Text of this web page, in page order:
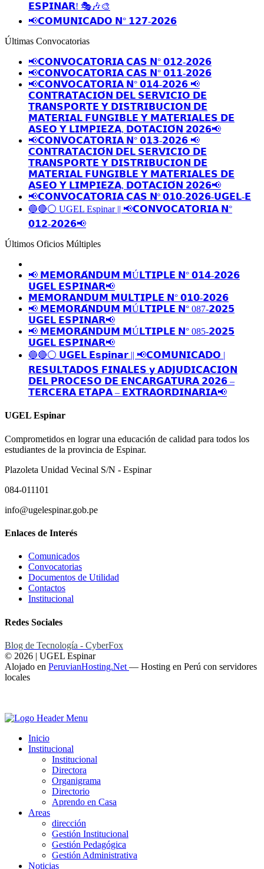
𝗘𝗦𝗣𝗜𝗡𝗔𝗥! 🎭🎶🎨
📢𝗖𝗢𝗠𝗨𝗡𝗜𝗖𝗔𝗗𝗢 𝗡° 𝟭𝟮𝟳-𝟮𝟬𝟮𝟲
Últimas Convocatorias
📢𝗖𝗢𝗡𝗩𝗢𝗖𝗔𝗧𝗢𝗥𝗜𝗔 𝗖𝗔𝗦 𝗡° 𝟬𝟭𝟮-𝟮𝟬𝟮𝟲
📢𝗖𝗢𝗡𝗩𝗢𝗖𝗔𝗧𝗢𝗥𝗜𝗔 𝗖𝗔𝗦 𝗡° 𝟬𝟭𝟭-𝟮𝟬𝟮𝟲
📢𝗖𝗢𝗡𝗩𝗢𝗖𝗔𝗧𝗢𝗥𝗜𝗔 𝗡° 𝟬𝟭𝟰-𝟮𝟬𝟮𝟲 📢
𝗖𝗢𝗡𝗧𝗥𝗔𝗧𝗔𝗖𝗜𝗢́𝗡 𝗗𝗘𝗟 𝗦𝗘𝗥𝗩𝗜𝗖𝗜𝗢 𝗗𝗘
𝗧𝗥𝗔𝗡𝗦𝗣𝗢𝗥𝗧𝗘 𝗬 𝗗𝗜𝗦𝗧𝗥𝗜𝗕𝗨𝗖𝗜𝗢𝗡 𝗗𝗘
𝗠𝗔𝗧𝗘𝗥𝗜𝗔𝗟 𝗙𝗨𝗡𝗚𝗜𝗕𝗟𝗘 𝗬 𝗠𝗔𝗧𝗘𝗥𝗜𝗔𝗟𝗘𝗦 𝗗𝗘
𝗔𝗦𝗘𝗢 𝗬 𝗟𝗜𝗠𝗣𝗜𝗘𝗭𝗔, 𝗗𝗢𝗧𝗔𝗖𝗜𝗢́𝗡 𝟮𝟬𝟮𝟲📢
📢𝗖𝗢𝗡𝗩𝗢𝗖𝗔𝗧𝗢𝗥𝗜𝗔 𝗡° 𝟬𝟭𝟯-𝟮𝟬𝟮𝟲 📢
𝗖𝗢𝗡𝗧𝗥𝗔𝗧𝗔𝗖𝗜𝗢́𝗡 𝗗𝗘𝗟 𝗦𝗘𝗥𝗩𝗜𝗖𝗜𝗢 𝗗𝗘
𝗧𝗥𝗔𝗡𝗦𝗣𝗢𝗥𝗧𝗘 𝗬 𝗗𝗜𝗦𝗧𝗥𝗜𝗕𝗨𝗖𝗜𝗢𝗡 𝗗𝗘
𝗠𝗔𝗧𝗘𝗥𝗜𝗔𝗟 𝗙𝗨𝗡𝗚𝗜𝗕𝗟𝗘 𝗬 𝗠𝗔𝗧𝗘𝗥𝗜𝗔𝗟𝗘𝗦 𝗗𝗘
𝗔𝗦𝗘𝗢 𝗬 𝗟𝗜𝗠𝗣𝗜𝗘𝗭𝗔, 𝗗𝗢𝗧𝗔𝗖𝗜𝗢́𝗡 𝟮𝟬𝟮𝟲📢
📢𝗖𝗢𝗡𝗩𝗢𝗖𝗔𝗧𝗢𝗥𝗜𝗔 𝗖𝗔𝗦 𝗡º 𝟬𝟭𝟬-𝟮𝟬𝟮𝟲-𝗨𝗚𝗘𝗟-𝗘
🔵🔴⚪️ UGEL Espinar || 📢𝗖𝗢𝗡𝗩𝗢𝗖𝗔𝗧𝗢𝗥𝗜𝗔 𝗡°
𝟬𝟭𝟮-𝟮𝟬𝟮𝟲📢
Últimos Oficios Múltiples
📢 𝗠𝗘𝗠𝗢𝗥𝗔́𝗡𝗗𝗨𝗠 𝗠Ú𝗟𝗧𝗜𝗣𝗟𝗘 𝗡° 𝟬𝟭𝟰-𝟮𝟬𝟮𝟲
𝗨𝗚𝗘𝗟 𝗘𝗦𝗣𝗜𝗡𝗔𝗥📢
𝗠𝗘𝗠𝗢𝗥𝗔𝗡𝗗𝗨𝗠 𝗠𝗨𝗟𝗧𝗜𝗣𝗟𝗘 𝗡° 𝟬𝟭𝟬-𝟮𝟬𝟮𝟲
📢 𝗠𝗘𝗠𝗢𝗥𝗔́𝗡𝗗𝗨𝗠 𝗠Ú𝗟𝗧𝗜𝗣𝗟𝗘 𝗡° 087-𝟮𝟬𝟮𝟱
𝗨𝗚𝗘𝗟 𝗘𝗦𝗣𝗜𝗡𝗔𝗥📢
📢 𝗠𝗘𝗠𝗢𝗥𝗔́𝗡𝗗𝗨𝗠 𝗠Ú𝗟𝗧𝗜𝗣𝗟𝗘 𝗡° 085-𝟮𝟬𝟮𝟱
𝗨𝗚𝗘𝗟 𝗘𝗦𝗣𝗜𝗡𝗔𝗥📢
🔵🔴⚪️ 𝗨𝗚𝗘𝗟 𝗘𝘀𝗽𝗶𝗻𝗮𝗿 || 📢𝗖𝗢𝗠𝗨𝗡𝗜𝗖𝗔𝗗𝗢 |
𝗥𝗘𝗦𝗨𝗟𝗧𝗔𝗗𝗢𝗦 𝗙𝗜𝗡𝗔𝗟𝗘𝗦 𝘆 𝗔𝗗𝗝𝗨𝗗𝗜𝗖𝗔𝗖𝗜𝗢𝗡
𝗗𝗘𝗟 𝗣𝗥𝗢𝗖𝗘𝗦𝗢 𝗗𝗘 𝗘𝗡𝗖𝗔𝗥𝗚𝗔𝗧𝗨𝗥𝗔 𝟮𝟬𝟮𝟲 –
𝗧𝗘𝗥𝗖𝗘𝗥𝗔 𝗘𝗧𝗔𝗣𝗔 – 𝗘𝗫𝗧𝗥𝗔𝗢𝗥𝗗𝗜𝗡𝗔𝗥𝗜𝗔📢
UGEL Espinar
Comprometidos en lograr una educación de calidad para todos los
estudiantes de la provincia de Espinar.
Plazoleta Unidad Vecinal S/N - Espinar
084-011101
info@ugelespinar.gob.pe
Enlaces de Interés
Comunicados
Convocatorias
Documentos de Utilidad
Contactos
Institucional
Redes Sociales
Blog de Tecnología - CyberFox
© 2026 | UGEL Espinar
Alojado en PeruvianHosting.Net — Hosting en Perú con servidores
locales
Inicio
Institucional
Institucional
Directora
Organigrama
Directorio
Aprendo en Casa
Areas
dirección
Gestión Institucional
Gestión Pedagógica
Gestión Administrativa
Noticias